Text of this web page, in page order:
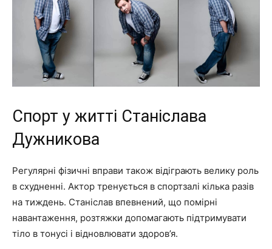
Спорт у житті Станіслава
Дужникова
Регулярні фізичні вправи також відіграють велику роль
в схудненні. Актор тренується в спортзалі кілька разів
на тиждень. Станіслав впевнений, що помірні
навантаження, розтяжки допомагають підтримувати
тіло в тонусі і відновлювати здоров’я.